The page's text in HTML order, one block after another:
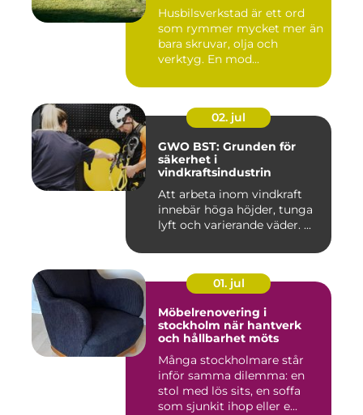
Husbilsverkstad är ett ord
som rymmer mycket mer än
bara skruvar, olja och
verktyg. En mod...
02. jul
GWO BST: Grunden för
säkerhet i
vindkraftsindustrin
Att arbeta inom vindkraft
innebär höga höjder, tunga
lyft och varierande väder. ...
01. jul
Möbelrenovering i
stockholm när hantverk
och hållbarhet möts
Många stockholmare står
inför samma dilemma: en
stol med lös sits, en soffa
som sjunkit ihop eller e...